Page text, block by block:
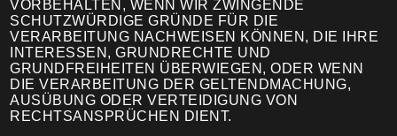
VORBEHALTEN, WENN WIR ZWINGENDE
SCHUTZWÜRDIGE GRÜNDE FÜR DIE
VERARBEITUNG NACHWEISEN KÖNNEN, DIE IHRE
INTERESSEN, GRUNDRECHTE UND
GRUNDFREIHEITEN ÜBERWIEGEN, ODER WENN
DIE VERARBEITUNG DER GELTENDMACHUNG,
AUSÜBUNG ODER VERTEIDIGUNG VON
RECHTSANSPRÜCHEN DIENT.